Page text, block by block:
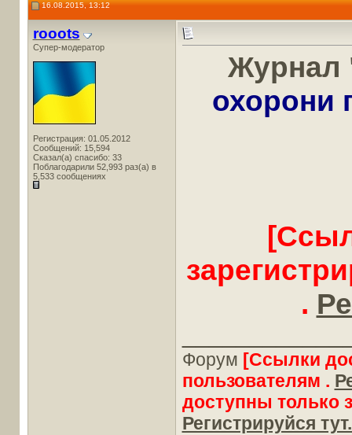
16.08.2015, 13:12
rooots
Супер-модератор
Регистрация: 01.05.2012
Сообщений: 15,594
Сказал(а) спасибо: 33
Поблагодарили 52,993 раз(а) в
5,533 сообщениях
Журнал
охорони
.
Форум [Ссылки
пользователям .
доступны только
Регистрируйся